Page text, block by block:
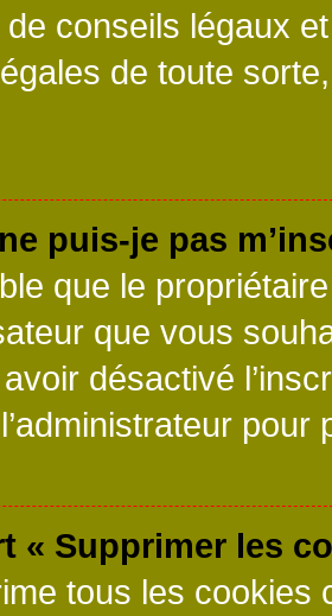
conseils légaux
de toute
puis-je pas
que le
que vous
désactivé
« Supprimer les
tous les cookies